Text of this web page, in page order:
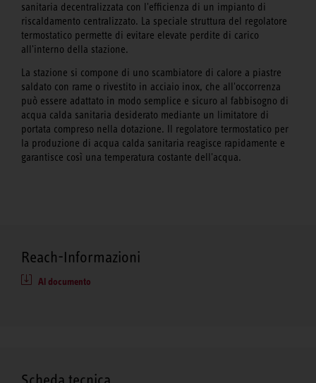
sanitaria decentralizzata con l'efficienza di un impianto di
riscaldamento centralizzato. La speciale struttura del regolatore
termostatico permette di evitare elevate perdite di carico
all'interno della stazione.
La stazione si compone di uno scambiatore di calore a piastre
saldato con rame o rivestito in acciaio inox, che all'occorrenza
può essere adattato in modo semplice e sicuro al fabbisogno di
acqua calda sanitaria desiderato mediante un limitatore di
portata compreso nella dotazione. Il regolatore termostatico per
la produzione di acqua calda sanitaria reagisce rapidamente e
garantisce così una temperatura costante dell'acqua.
Reach-Informazioni
Al documento